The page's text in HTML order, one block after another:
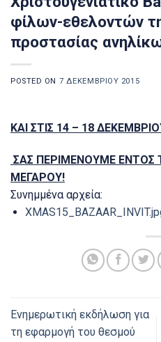
φίλων-εθελοντών
προστασίας
POSTED ON 7 ΔΕΚΕΜΒΡΊΟΥ 2015
ΚΑΙ ΣΤΙΣ 14 – 18
ΣΑΣ ΠΕΡΙΜΕΝΟΥΜΕ ΕΝΤΟΣ
ΜΕΓΑΡΟΥ!
Συνημμένα αρχεία:
Ενημερωτική εκδήλωση για
τη εφαρμογή του θεσμού